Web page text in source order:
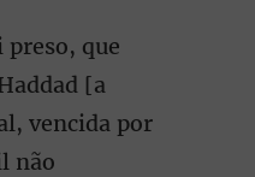
preso, que
[a
vencida por
não